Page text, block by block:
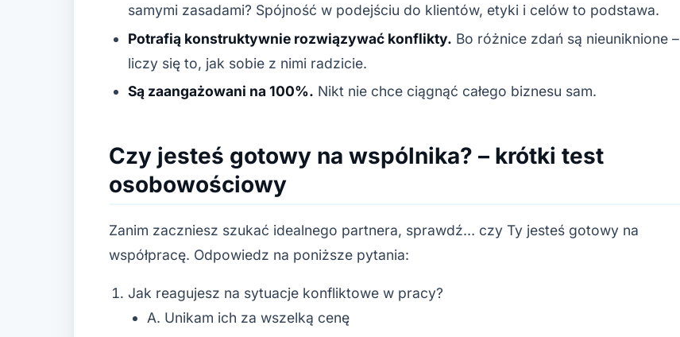
samymi zasadami? Spójność w podejściu do klientów, etyki i celów to podstawa.
Potrafią konstruktywnie rozwiązywać konflikty. Bo różnice zdań są nieuniknione –
liczy się to, jak sobie z nimi radzicie.
Są zaangażowani na 100%. Nikt nie chce ciągnąć całego biznesu sam.
Czy jesteś gotowy na wspólnika? – krótki test
osobowościowy
Zanim zaczniesz szukać idealnego partnera, sprawdź… czy Ty jesteś gotowy na
współpracę. Odpowiedz na poniższe pytania:
Jak reagujesz na sytuacje konfliktowe w pracy?
A. Unikam ich za wszelką cenę